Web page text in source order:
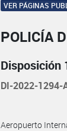
VER PÁGINAS
POLICÍA
Disposición
DI-2022-1294-
Aeropuerto